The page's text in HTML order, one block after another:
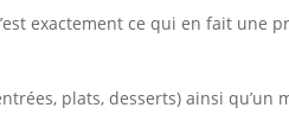
exactement ce qui en fait une
plats, desserts) ainsi qu’un